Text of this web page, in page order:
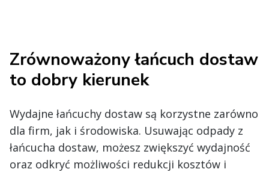
Zrównoważony łańcuch dostaw
to dobry kierunek
Wydajne łańcuchy dostaw są korzystne zarówno
dla firm, jak i środowiska. Usuwając odpady z
łańcucha dostaw, możesz zwiększyć wydajność
oraz odkryć możliwości redukcji kosztów i